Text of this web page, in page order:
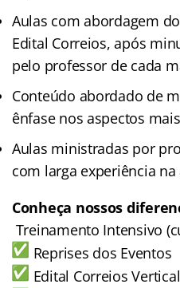
Aulas com abordagem
Edital Correios, após
pelo professor de cada
Conteúdo abordado de
ênfase nos aspectos
Aulas ministradas por
com larga experiência
Conheça nossos
Treinamento Intensivo
Reprises dos Eventos
Edital Correios